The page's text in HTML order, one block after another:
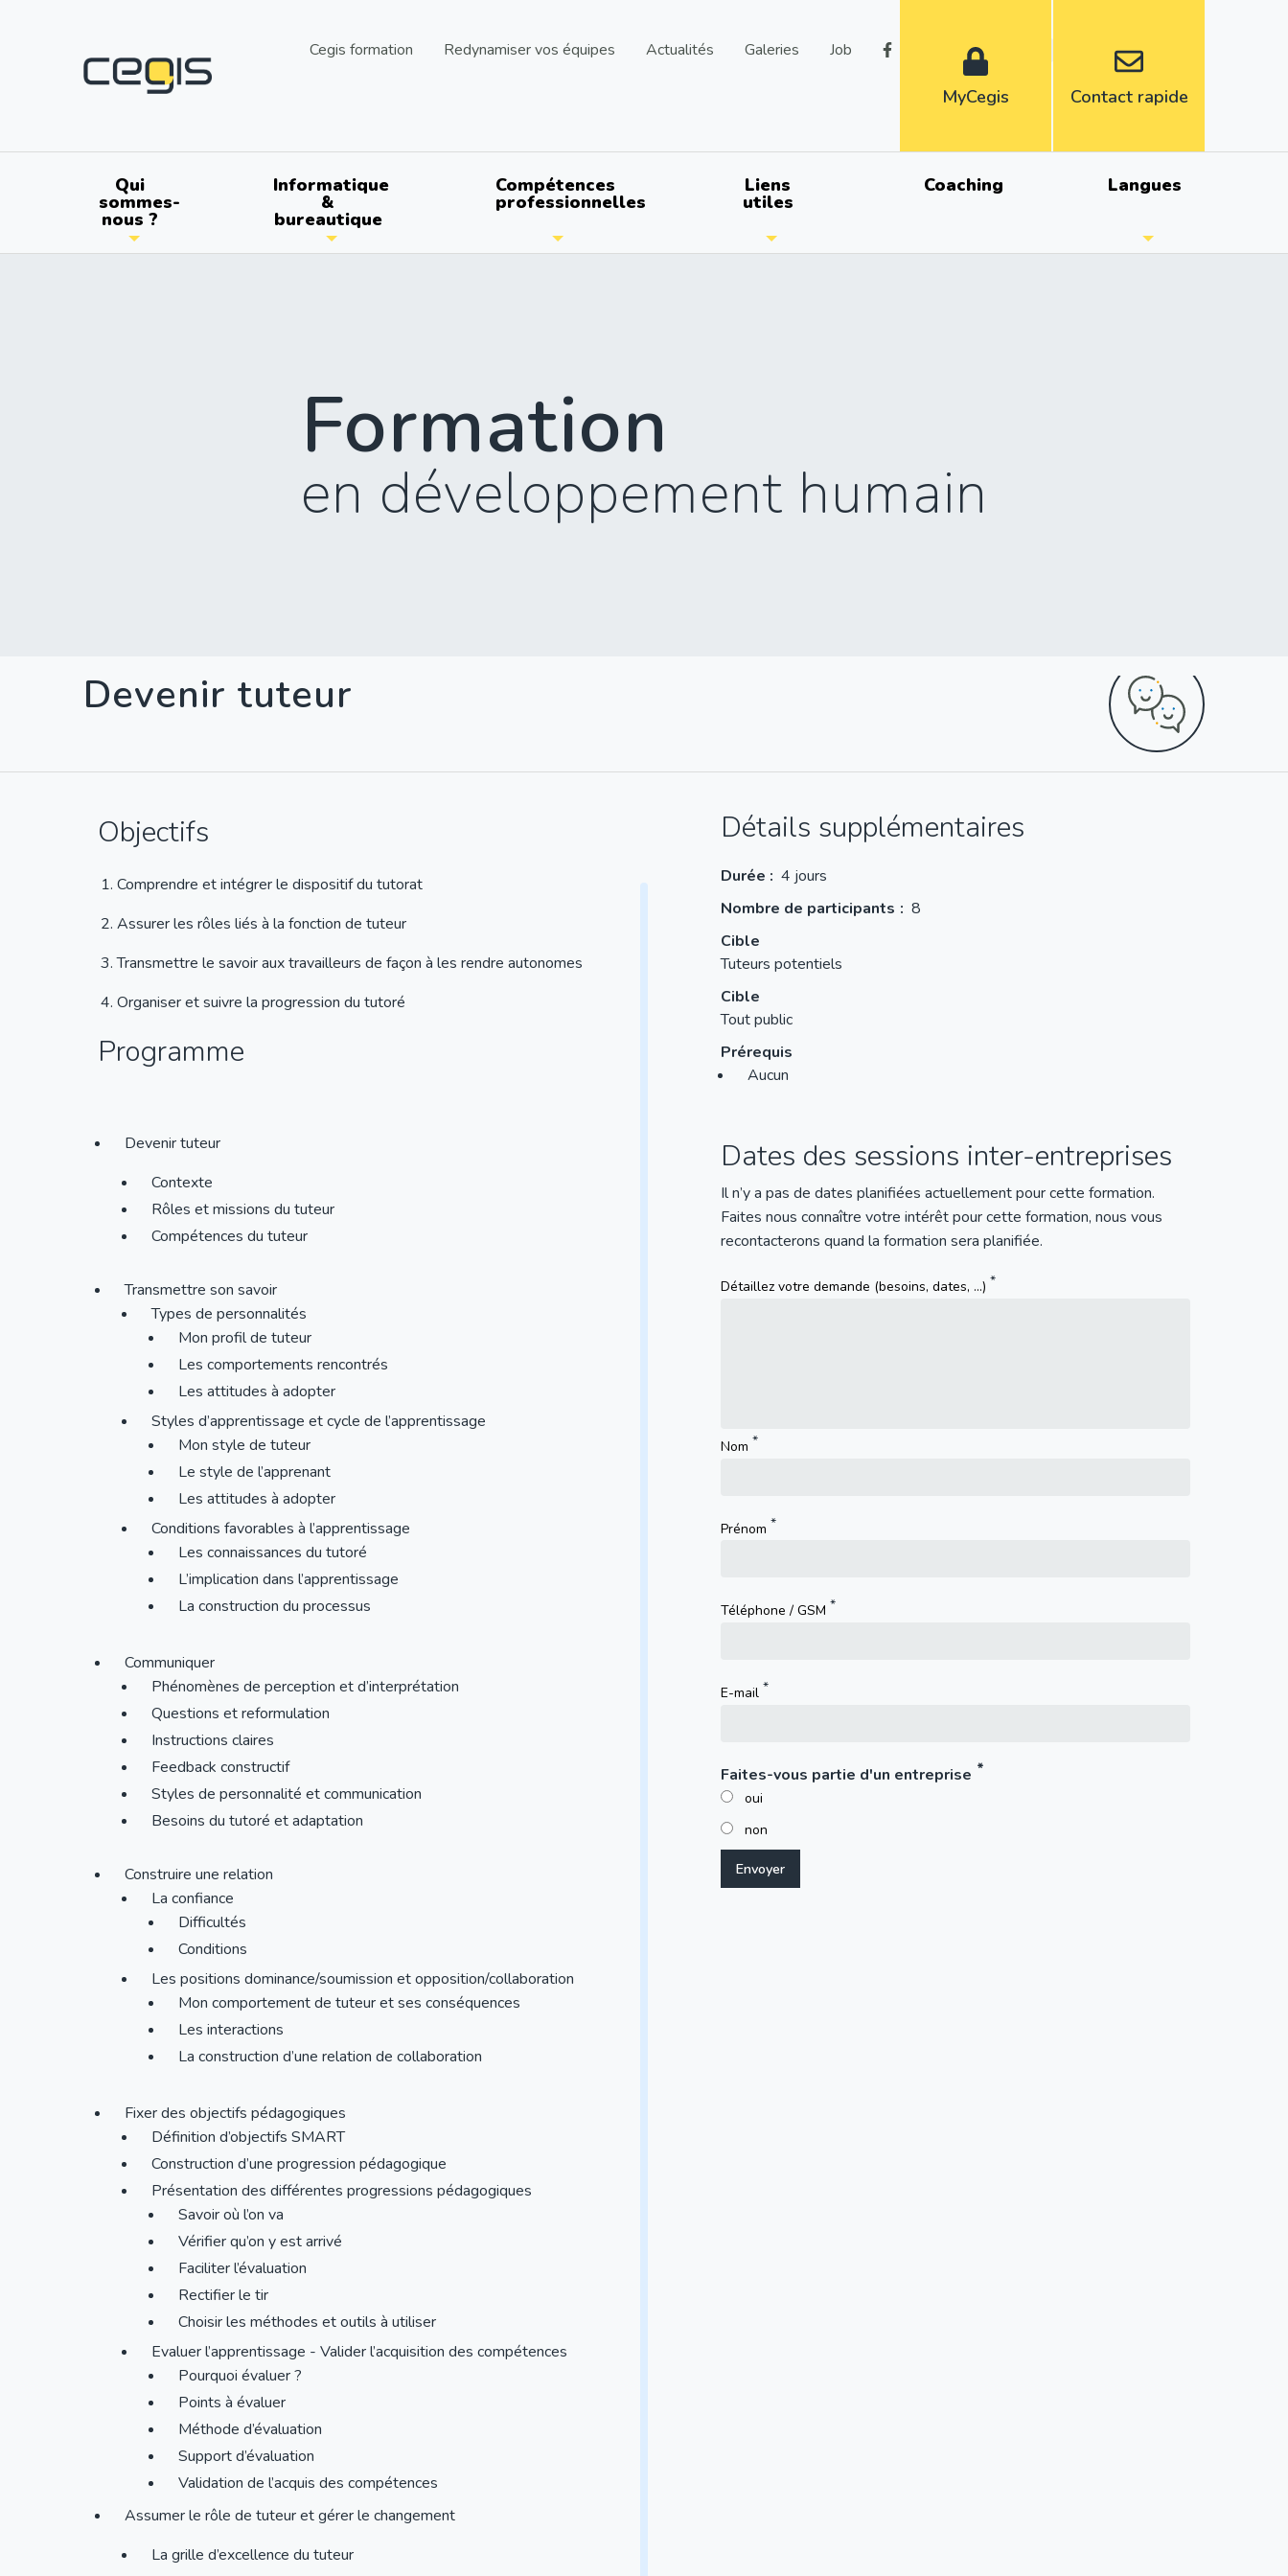
utils
Cegis formation Redynamiser vos équipes Actualités Galeries Job
Main
navigation
Qui
sommes-
nous ?
Informatique
&
bureautique
Compétences
professionnelles
Liens
utiles
Coaching Langues
MyCegis Contact rapide
Formation
en développement humain
Devenir tuteur
Objectifs
Comprendre et intégrer le dispositif du tutorat
Assurer les rôles liés à la fonction de tuteur
Transmettre le savoir aux travailleurs de façon à les rendre autonomes
Organiser et suivre la progression du tutoré
Programme
Devenir tuteur
Contexte
Rôles et missions du tuteur
Compétences du tuteur
Transmettre son savoir
Types de personnalités
Mon profil de tuteur
Les comportements rencontrés
Les attitudes à adopter
Styles d’apprentissage et cycle de l’apprentissage
Mon style de tuteur
Le style de l’apprenant
Les attitudes à adopter
Conditions favorables à l’apprentissage
Les connaissances du tutoré
L’implication dans l’apprentissage
La construction du processus
Communiquer
Phénomènes de perception et d’interprétation
Questions et reformulation
Instructions claires
Feedback constructif
Styles de personnalité et communication
Besoins du tutoré et adaptation
Construire une relation
La confiance
Difficultés
Conditions
Les positions dominance/soumission et opposition/collaboration
Mon comportement de tuteur et ses conséquences
Les interactions
La construction d’une relation de collaboration
Fixer des objectifs pédagogiques
Définition d’objectifs SMART
Construction d’une progression pédagogique
Présentation des différentes progressions pédagogiques
Savoir où l’on va
Vérifier qu’on y est arrivé
Faciliter l’évaluation
Rectifier le tir
Choisir les méthodes et outils à utiliser
Evaluer l’apprentissage - Valider l’acquisition des compétences
Pourquoi évaluer ?
Points à évaluer
Méthode d’évaluation
Support d’évaluation
Validation de l’acquis des compétences
Assumer le rôle de tuteur et gérer le changement
La grille d’excellence du tuteur
Détails supplémentaires
Durée : 4 jours
Nombre de participants
8
Cible
Tuteurs potentiels
Cible
Tout public
Prérequis
Aucun
Dates des sessions inter-entreprises
Il n’y a pas de dates planifiées actuellement pour cette formation.
Faites nous connaître votre intérêt pour cette formation, nous vous
recontacterons quand la formation sera planifiée.
Détaillez votre demande (besoins, dates, ...)
Nom
Prénom
Téléphone / GSM
E-mail
Faites-vous partie d'un entreprise
oui
non